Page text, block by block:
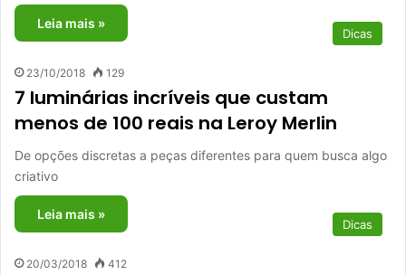
Leia mais »
Dicas
23/10/2018 129
7 luminárias incríveis que custam
menos de 100 reais na Leroy Merlin
De opções discretas a peças diferentes para quem busca algo
criativo
Leia mais »
Dicas
20/03/2018 412